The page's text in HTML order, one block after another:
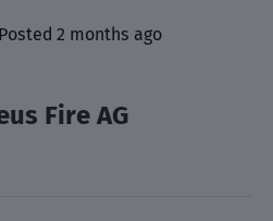
Posted 2 months ago
Fire AG